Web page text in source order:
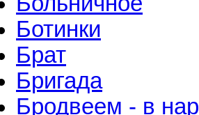
Ботинки
Брат
Бригада
Бродвеем - в